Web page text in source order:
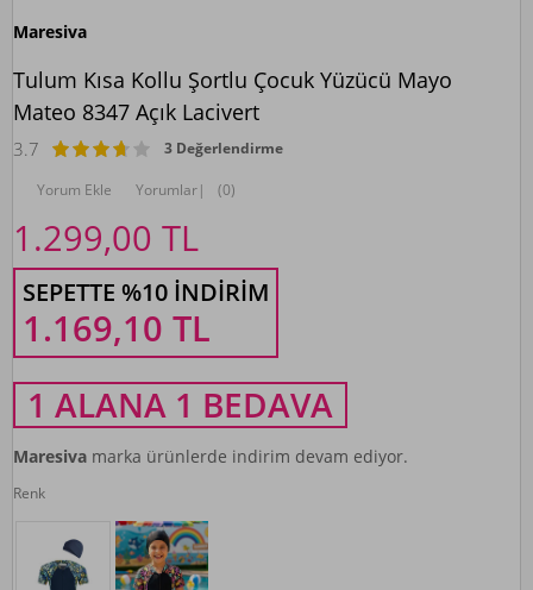
Maresiva
Tulum Kısa Kollu Şortlu Çocuk Yüzücü Mayo
Mateo 8347 Açık Lacivert
3.7 3 Değerlendirme
Yorum Ekle Yorumlar| (0)
1.299,00 TL
SEPETTE %10 İNDIRIM
1.169,10 TL
1 ALANA 1 BEDAVA
Maresiva marka ürünlerde indirim devam ediyor.
Renk